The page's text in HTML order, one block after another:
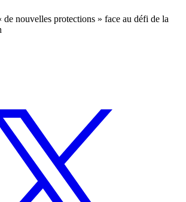
nouvelles protections » face au défi de la